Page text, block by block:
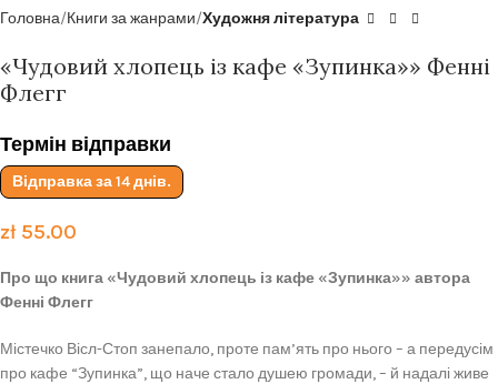
Головна Книги за жанрами Художня література
«Чудовий хлопець із кафе «Зупинка»» Фенні
Флегг
Термін відправки
Відправка за 14 днів.
zł55.00
Про що книга «Чудовий хлопець із кафе «Зупинка»» автора
Фенні Флегг
Містечко Вісл-Стоп занепало, проте пам’ять про нього – а передусім
про кафе “Зупинка”, що наче стало душею громади, – й надалі живе